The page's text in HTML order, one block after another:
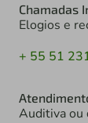
Chamadas
Elogios e
+ 55 51
Auditiva ou